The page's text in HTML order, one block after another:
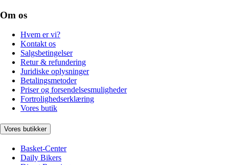
Om os
Hvem er vi?
Kontakt os
Salgsbetingelser
Retur & refundering
Juridiske oplysninger
Betalingsmetoder
Priser og forsendelsesmuligheder
Fortrolighedserklæring
Vores butik
Vores butikker
Basket-Center
Daily Bikers